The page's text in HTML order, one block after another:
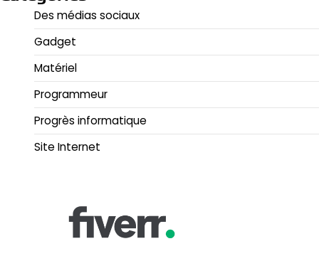
Des médias sociaux
Gadget
Matériel
Programmeur
Progrès informatique
Site Internet